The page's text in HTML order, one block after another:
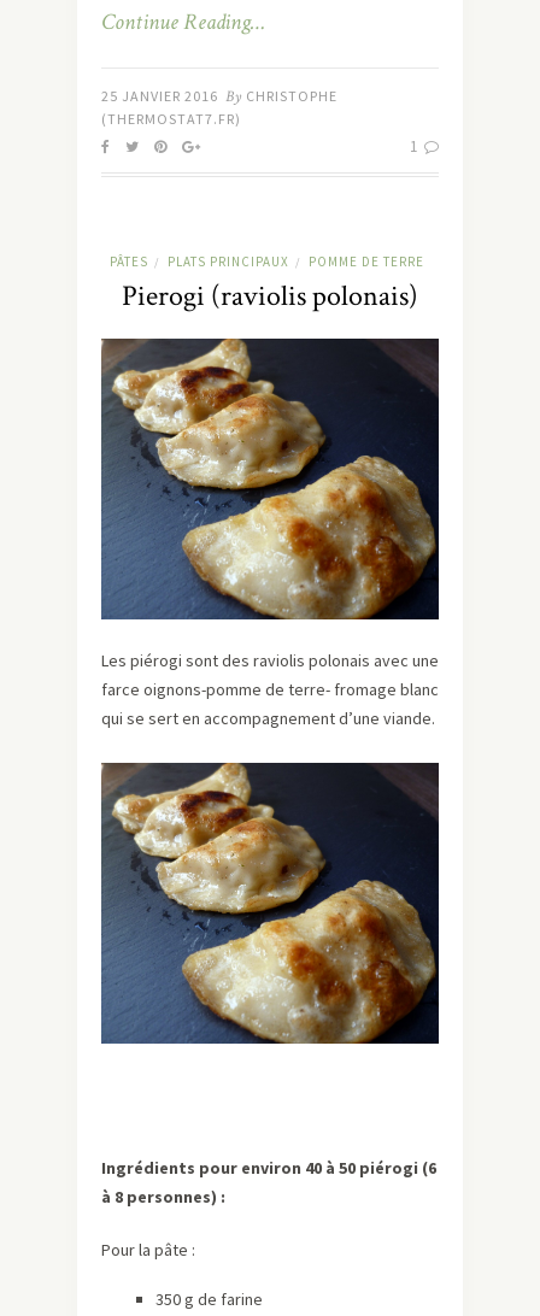
Continue Reading…
25 JANVIER 2016 By CHRISTOPHE
(THERMOSTAT7.FR)
1
PÂTES / PLATS PRINCIPAUX / POMME DE TERRE
Pierogi (raviolis polonais)
Les piérogi sont des raviolis polonais avec une
farce oignons-pomme de terre- fromage blanc
qui se sert en accompagnement d’une viande.
Ingrédients pour environ 40 à 50 piérogi (6
à 8 personnes) :
Pour la pâte :
350 g de farine